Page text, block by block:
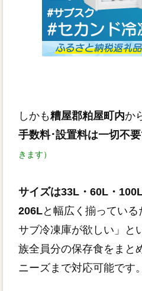
しかも糟屋郡粕屋町内か
手数料･設置料は一切不要
きます）
サイズは33L・60L・
206Lと幅広く揃ってい
サブ冷凍庫が欲しい」と
族全員分の保存食をまと
ニーズまで対応可能です。